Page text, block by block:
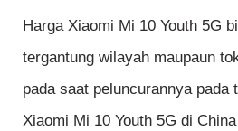
Harga Xiaomi Mi 10 Youth 5G
tergantung wilayah maupaun
pada saat peluncurannya pada
Xiaomi Mi 10 Youth 5G di